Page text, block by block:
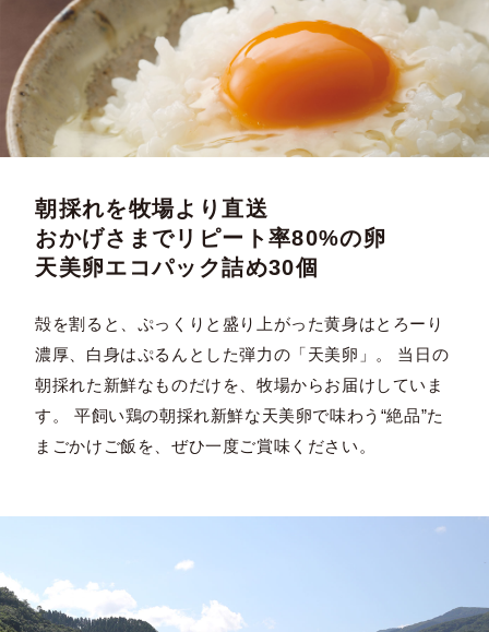
朝採れを牧場より直送
おかげさまでリピート率80%の卵
天美卵エコパック詰め30個
殻を割ると、ぷっくりと盛り上がった黄身はとろーり
濃厚、白身はぷるんとした弾力の「天美卵」。 当日の
朝採れた新鮮なものだけを、牧場からお届けしていま
す。 平飼い鶏の朝採れ新鮮な天美卵で味わう“絶品”た
まごかけご飯を、ぜひ一度ご賞味ください。